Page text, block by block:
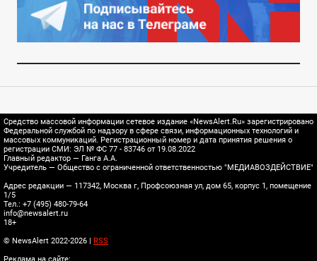
Средство массовой информации сетевое издание «NewsAlert.Ru» зарегистрировано
Федеральной службой по надзору в сфере связи, информационных технологий и
массовых коммуникаций. Регистрационный номер и дата принятия решения о
регистрации СМИ: ЭЛ № ФС 77 - 83746 от 19.08.2022
Главный редактор — Ганга А.А.
Учредитель — Общество с ограниченной ответственностью "МЕДИАВОЗДЕЙСТВИЕ"
Адрес редакции — 117342, Москва г, Профсоюзная ул, дом 65, корпус 1, помещение
1/5
Тел.: +7 (495) 480-79-64
info@newsalert.ru
18+
© NewsAlert 2022-2026 |
RSS